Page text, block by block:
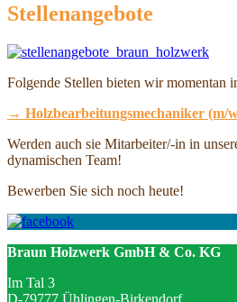
Stellenangebote
Folgende Stellen bieten wir momentan
→ Holzbearbeitungsmechaniker (m/
Werden auch sie Mitarbeiter/-in in
dynamischen Team!
Bewerben Sie sich noch heute!
Braun Holzwerk GmbH & Co. KG
Im Tal 3
D-79777 Ühlingen-Birkendorf